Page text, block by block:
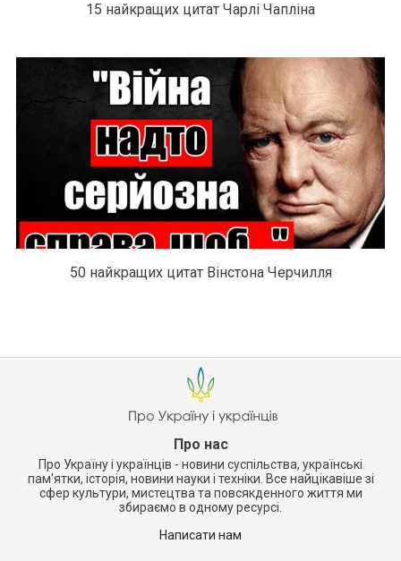
15 найкращих цитат Чарлі Чапліна
50 найкращих цитат Вінстона Черчилля
Про нас
Про Україну і українців - новини суспільства, українські
пам'ятки, історія, новини науки і техніки. Все найцікавіше зі
сфер культури, мистецтва та повсякденного життя ми
збираємо в одному ресурсі.
Написати нам